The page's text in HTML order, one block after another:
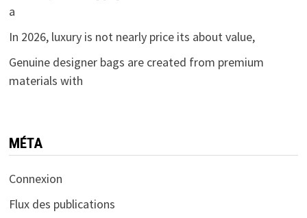
a
In 2026, luxury is not nearly price its about value,
Genuine designer bags are created from premium
materials with
MÉTA
Connexion
Flux des publications